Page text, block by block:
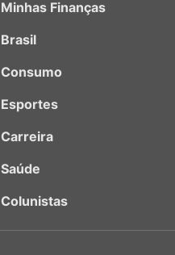
Minhas Finanças
Brasil
Consumo
Esportes
Carreira
Saúde
Colunistas